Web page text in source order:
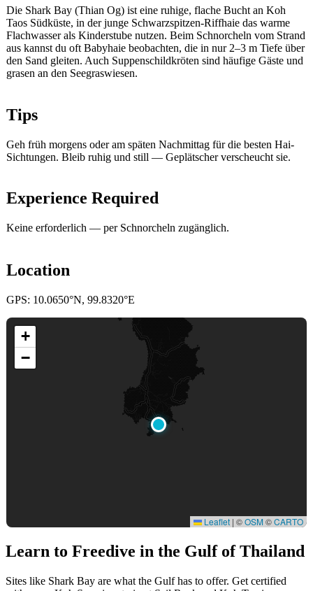
Die Shark Bay (Thian Og) ist eine ruhige, flache Bucht an Koh
Taos Südküste, in der junge Schwarzspitzen-Riffhaie das warme
Flachwasser als Kinderstube nutzen. Beim Schnorcheln vom Strand
aus kannst du oft Babyhaie beobachten, die in nur 2–3 m Tiefe über
den Sand gleiten. Auch Suppenschildkröten sind häufige Gäste und
grasen an den Seegraswiesen.
Tips
Geh früh morgens oder am späten Nachmittag für die besten Hai-
Sichtungen. Bleib ruhig und still — Geplätscher verscheucht sie.
Experience Required
Keine erforderlich — per Schnorcheln zugänglich.
Location
GPS: 10.0650°N, 99.8320°E
+
−
Leaflet | ©OSM©CARTO
Learn to Freedive in the Gulf of Thailand
Sites like Shark Bay are what the Gulf has to offer. Get certified